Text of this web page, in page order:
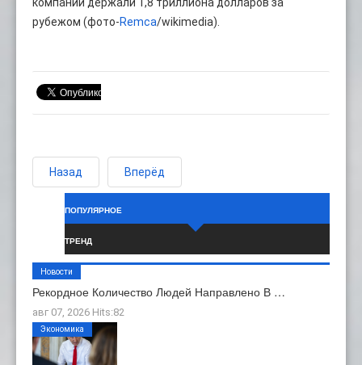
рубежом (фото-Remca/wikimedia).
Назад Вперёд
ПОПУЛЯРНОЕ
ТРЕНД
Рекордное Количество Людей Направлено В …
авг 07, 2026 Hits:82
Новости
Экономика